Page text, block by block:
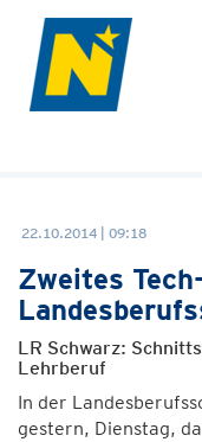
22.10.2014 | 09:18
Zweites
LR Schwarz:
Lehrberuf
In der
gestern, Dienstag,